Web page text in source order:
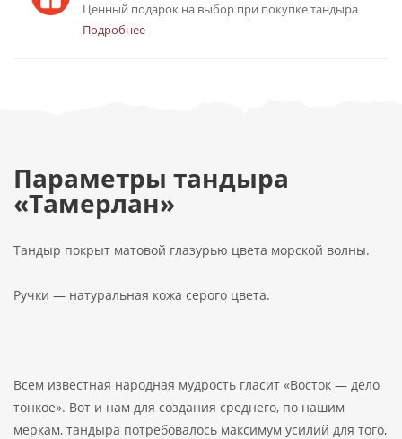
Ценный подарок на выбор при покупке тандыра
Подробнее
Параметры тандыра
«Тамерлан»
Тандыр покрыт матовой глазурью цвета морской волны.
Ручки — натуральная кожа серого цвета.
Всем известная народная мудрость гласит «Восток — дело
тонкое». Вот и нам для создания среднего, по нашим
меркам, тандыра потребовалось максимум усилий для того,